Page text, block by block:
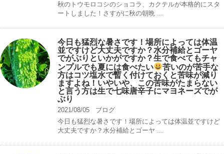
秋のトウモロコシのショコラ、カクテルが本格的にスタ
ートしました！さすがに秋の朝晩 ...
今日も猛烈な暑さです！場所によっては体温
並ですけど大丈夫ですか？水分補給とゴーヤ
でがぶりといかがですか？生で食べてもチャ
ンプルでも夏には食べたい
苦いのが苦手な
方はコツ塩水で暫く付けておくと苦味が減り
ますよね！いやいや、この苦味がたまらない
と言う方は生で七味唐辛子にマヨネーズでが
ぶり
2021/08/05
ブログ
今日も猛烈な暑さです！場所によっては体温並ですけど
大丈夫ですか？水分補給とゴーヤ ...